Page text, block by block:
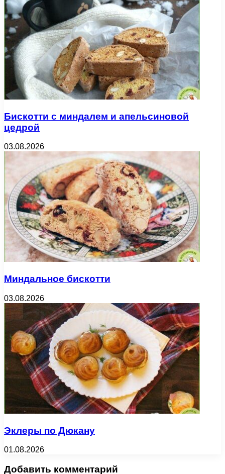
Бискотти с миндалем и апельсиновой
цедрой
03.08.2026
Миндальное бискотти
03.08.2026
Эклеры по Дюкану
01.08.2026
Добавить комментарий